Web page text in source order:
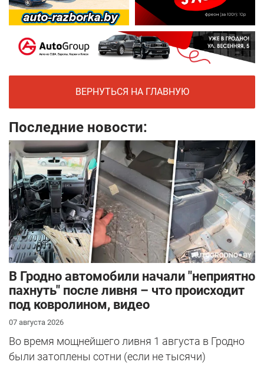
ВЕРНУТЬСЯ НА ГЛАВНУЮ
Последние новости:
В Гродно автомобили начали "неприятно
пахнуть" после ливня – что происходит
под ковролином, видео
07 августа 2026
Во время мощнейшего ливня 1 августа в Гродно
были затоплены сотни (если не тысячи)